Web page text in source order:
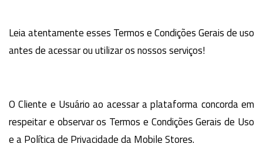
Leia atentamente esses Termos e Condições Gerais de uso
antes de acessar ou utilizar os nossos serviços!
O Cliente e Usuário ao acessar a plataforma concorda em
respeitar e observar os Termos e Condições Gerais de Uso
e a Política de Privacidade da Mobile Stores.